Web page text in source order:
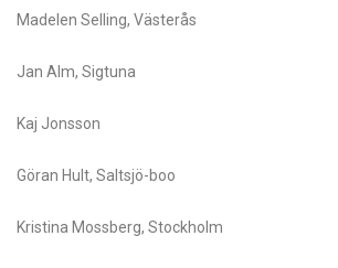
Madelen Selling, Västerås
Jan Alm, Sigtuna
Kaj Jonsson
Göran Hult, Saltsjö-boo
Kristina Mossberg, Stockholm